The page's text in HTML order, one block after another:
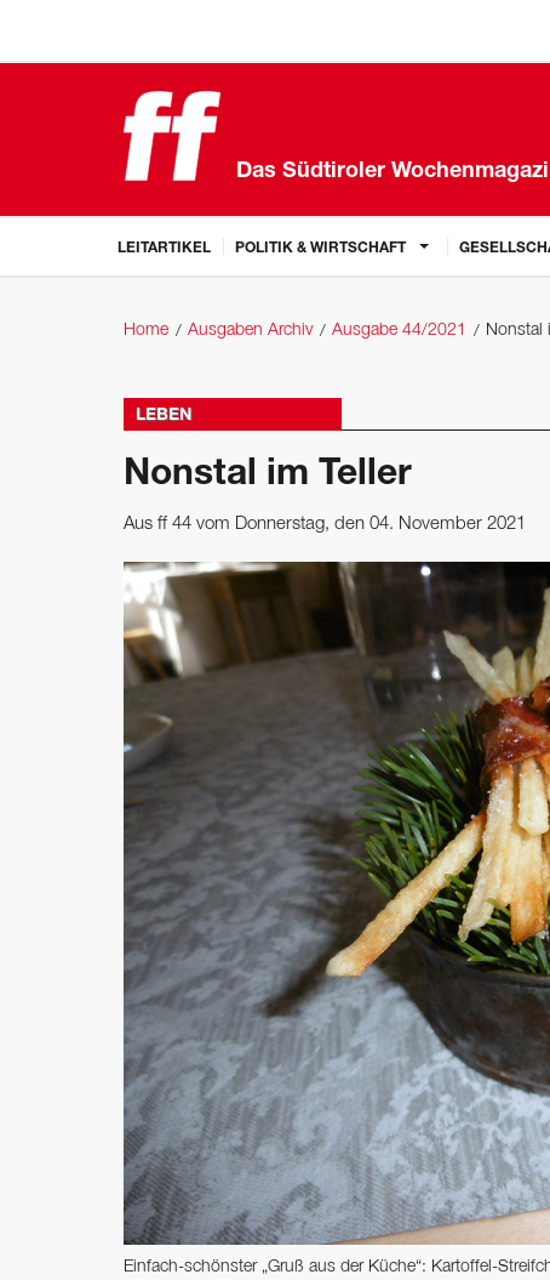
Das Südtiroler
LEITARTIKEL POLITIK & WIRTSCHAFT
Home Ausgaben Archiv Ausgabe 44/2021 Nonstal
LEBEN
Nonstal im Teller
Aus ff 44 vom Donnerstag, den 04. November 2021
Einfach-schönster „Gruß aus der Küche“: Kartoffel-